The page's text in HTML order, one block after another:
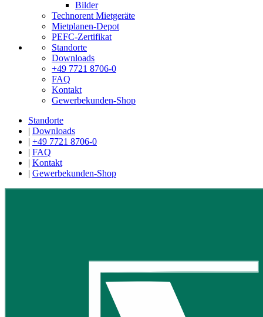
Bilder
Technorent Mietgeräte
Mietplanen-Depot
PEFC-Zertifikat
Standorte
Downloads
+49 7721 8706-0
FAQ
Kontakt
Gewerbekunden-Shop
Standorte
| Downloads
| +49 7721 8706-0
| FAQ
| Kontakt
| Gewerbekunden-Shop